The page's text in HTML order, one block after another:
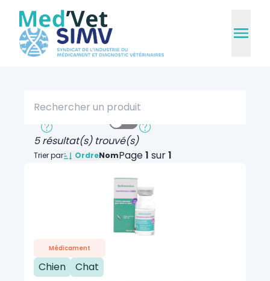
Recherche rapide
5 résultat(s) trouvé(s)
Trier par OrdreNomPage1 sur1
Médicament
Chien
Chat